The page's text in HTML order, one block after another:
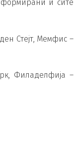
формирани и сите
Стејт, Мемфис –
Филаделфија –